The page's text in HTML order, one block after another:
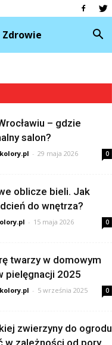
Zdrowie
– gdzie
salon?
- 29 maja 2026 0
oblicze bieli. Jak
do wnętrza?
- 15 maja 2026 0
twarzy w domowym
pielęgnacji 2025
- 5 września 2025 0
zwierzyny do ogrodu
w zależności od pory...